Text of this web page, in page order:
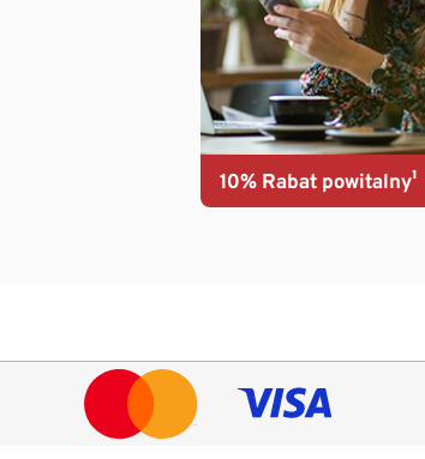
10% Rabat powitalny¹